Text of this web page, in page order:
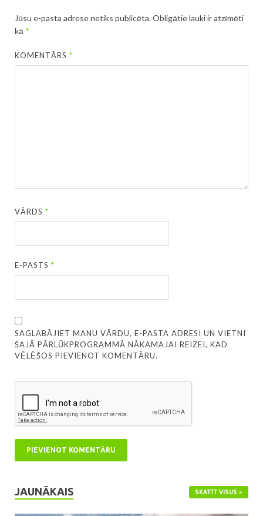
Jūsu e-pasta adrese netiks publicēta.Obligātie lauki ir atzīmēti
kā *
KOMENTĀRS*
VĀRDS*
E-PASTS*
SAGLABĀJIET MANU VĀRDU, E-PASTA ADRESI UN VIETNI
ŠAJĀ PĀRLŪKPROGRAMMĀ NĀKAMAJAI REIZEI, KAD
VĒLĒŠOS PIEVIENOT KOMENTĀRU.
JAUNĀKAIS SKATĪT VISUS